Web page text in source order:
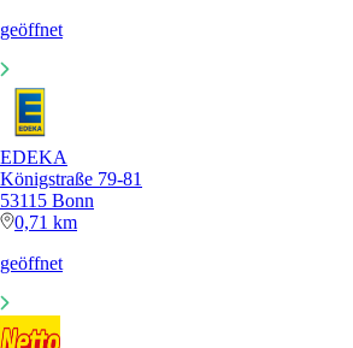
geöffnet
EDEKA
Königstraße 79-81
53115 Bonn
0,71 km
geöffnet